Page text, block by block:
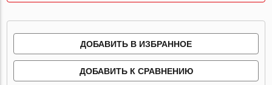
ДОБАВИТЬ В ИЗБРАННОЕ
ДОБАВИТЬ К СРАВНЕНИЮ